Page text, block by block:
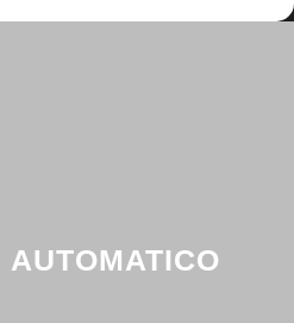
AUTOMATICO